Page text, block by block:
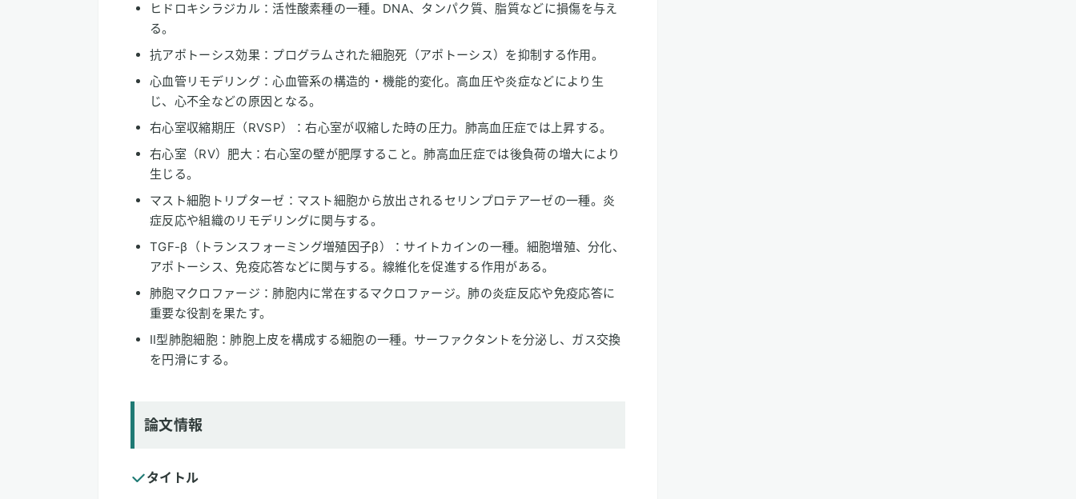
ヒドロキシラジカル：活性酸素種の一種。DNA、タンパク質、脂質などに損傷を与え
る。
抗アポトーシス効果：プログラムされた細胞死（アポトーシス）を抑制する作用。
心血管リモデリング：心血管系の構造的・機能的変化。高血圧や炎症などにより生
じ、心不全などの原因となる。
右心室収縮期圧（RVSP）：右心室が収縮した時の圧力。肺高血圧症では上昇する。
右心室（RV）肥大：右心室の壁が肥厚すること。肺高血圧症では後負荷の増大により
生じる。
マスト細胞トリプターゼ：マスト細胞から放出されるセリンプロテアーゼの一種。炎
症反応や組織のリモデリングに関与する。
TGF-β（トランスフォーミング増殖因子β）：サイトカインの一種。細胞増殖、分化、
アポトーシス、免疫応答などに関与する。線維化を促進する作用がある。
肺胞マクロファージ：肺胞内に常在するマクロファージ。肺の炎症反応や免疫応答に
重要な役割を果たす。
Ⅱ型肺胞細胞：肺胞上皮を構成する細胞の一種。サーファクタントを分泌し、ガス交換
を円滑にする。
論文情報
タイトル